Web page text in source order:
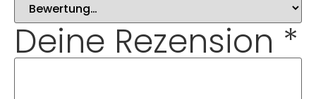
Deine Rezension *